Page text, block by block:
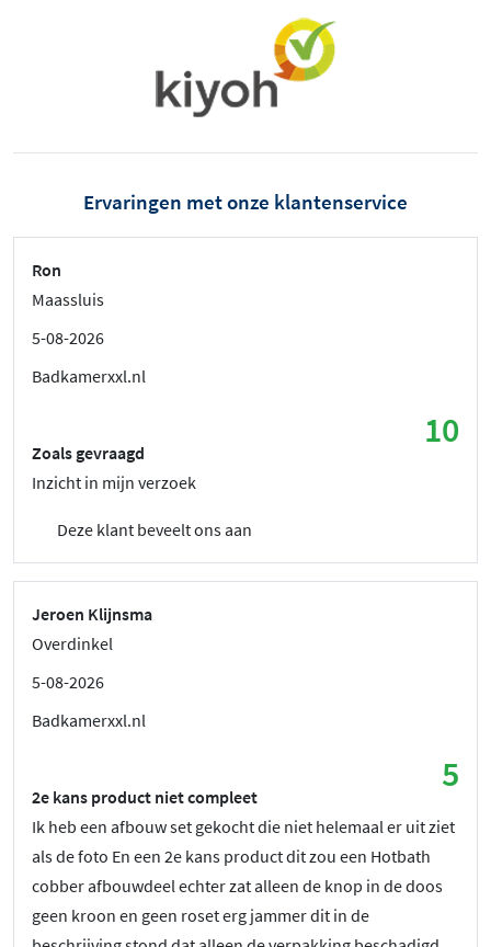
Ervaringen met onze klantenservice
Ron
Maassluis
5-08-2026
Badkamerxxl.nl
10
Zoals gevraagd
Inzicht in mijn verzoek
Deze klant beveelt ons aan
Jeroen Klijnsma
Overdinkel
5-08-2026
Badkamerxxl.nl
5
2e kans product niet compleet
Ik heb een afbouw set gekocht die niet helemaal er uit ziet
als de foto En een 2e kans product dit zou een Hotbath
cobber afbouwdeel echter zat alleen de knop in de doos
geen kroon en geen roset erg jammer dit in de